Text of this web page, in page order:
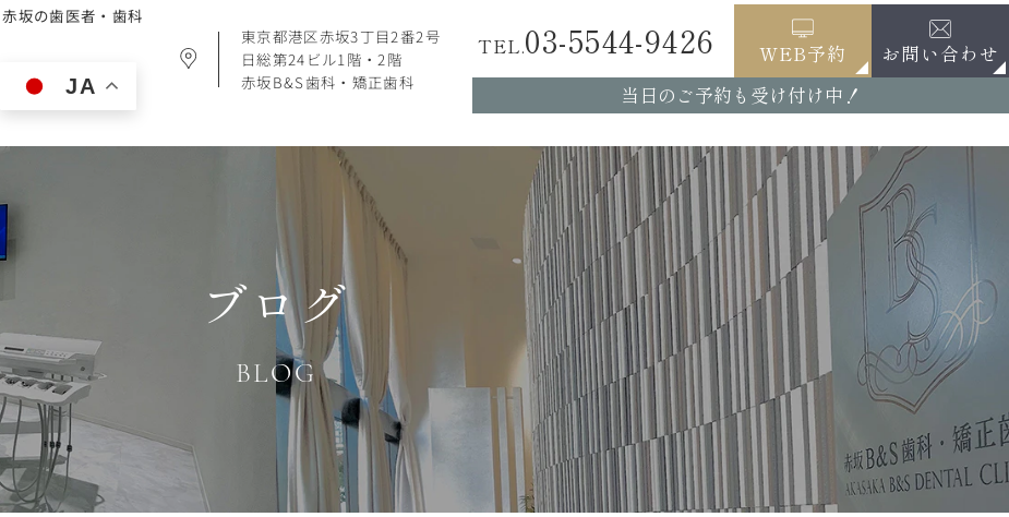
坂の歯医者・歯科
JA
東京都港区赤坂3丁目2番2号
日総第24ビル1階・2階
赤坂B&S歯科・矯正歯科
TEL. 03-5544-9426 WEB予約 お問い合わせ
当日のご予約も受け付け中！
ブログ
BLOG